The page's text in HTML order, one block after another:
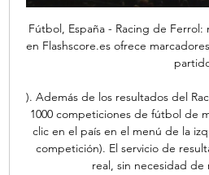
Fútbol, España - Racing de Ferrol: marcadores en directo La página del Racing de Ferrol en Flashscore.es ofrece marcadores en directo, resultados, clasificaciones y detalles de los partidos (goleadores, tarjetas, ...

). Además de los resultados del Racing de Ferrol, en Flashscore. es puedes seguir más de 1000 competiciones de fútbol de más de 90 países de todo el mundo. Sólo debes hacer clic en el país en el menú de la izquierda y seleccionar tu competición (liga, copa u otra competición). El servicio de resultados del Racing de Ferrol se proporciona en tiempo real, sin necesidad de recargar la página. Próximos partidos: 11. 

Online CD Mirandés Racing de Ferrol en directo 11/11/2023 hace 14 horas — Mirandés Racing Ferrol en directo y resultados del partido con nuestro livescore fútbol. ver CD Mirandés en directo, incluyendo streamings en ...

Por esa razón se puede concluir que son partidos animados, algo que suele agradar a los amantes del fútbol ofensivo. Los equipos de casa suelen hacerlo bien en los partidos de la La Liga 2. Un indicador de esto es que los equipos promedian 1, 42 goles por partido. No es tan habitual ver a los equipos visitantes marcar muchos goles. Los números lo demuestran. La media de goles marcados por los equipos que juegan fuera de casa en el torneo es de 0, 96 por partido. Detalles del partido:NOMBRE: Mirandés - Racing FerrolFECHA: 11-11-2023HORARIO: 19:30ESTADIO: Estadio Municipal de Anduva, Miranda de Ebro FAQ¿Cuándo y dónde se llevará a cabo el partido entre Mirandés y Racing Ferrol? El partido entre Mirandés y Racing Ferrol está programado para el 11 noviembre 2023, en el Estadio Municipal de Anduva en Miranda de Ebro. 

Entradas C.D. Mirandés - Racing Ferrol en Burgos hace 5 horas — Entradas para C.D. Mirandés - Racing Ferrol en Miranda de Ebro. Compra ya tus entradas para los mejores eventos deportivos en la web oficial ...

¿Qué canales de televisión o casas de apuestas transmitirán el partido en vivo? El partido en vivo entre Mirandés y Racing Ferrol será transmitido por bet365, Wplay, STS. pl. Puedes sintonizar cualquiera de estas plataformas para ver el partido. ¿Cuál es la posición actual de Mirandés y Racing Ferrol en el La Liga 2? Actualmente, Mirandés se encuentra en el 14. º lugar, mientras que Racing Ferrol ocupa el 7. º lugar en la La Liga 2. ¿Cómo les fue a Mirandés y Racing Ferrol en sus partidos anteriores? Mirandés llega después de obtener un empate en su último compromiso, cuando enfrentó al Levante, con un marcador de 2-2; mientras que Racing Ferrol, ganó en su encuentro más reciente contra FC Andorra, 1-0. 

TIROALPALO.ORG - Directo hace 18 horas — El mejor deporte en directo, los mejores resúmenes sobre fútbol, baloncesto, Formula Mirandés y Racing Ferrol en partido pertinente a Jornada 15 del torneo.

Racing Club de Ferrol en directo online, partidos en TV hoy ... directo y también recopilamos datos sobre cómo ver a Racing Ferrol en la TV. Flag ESP LaLiga 2. 11 nov. 11:30. Mirandes. Racing Ferrol. bet365. 19 nov. 07:00.

Racing de Ferrol - Fútbol, España: resultados y partidos Resultados y partidos de Racing de Ferrol (Fútbol - España) en Soccerstand.com: ¡sigue los resultados en directo CD Mirandés - Racing de Ferrol, 19.11. Racing ...

El Racing Ferrol viene con mucho ánimo para este enfrentamiento, ya que han acumulado una racha de 3 victorias consecutivas actualmente. Esto es un buen indicador de la buena fase del equipo. La La Liga 2 tiene un promedio de 4, 77 tarjetas amarillas por partido. Esto demuestra que el arbitraje suele amonestar poco en la competición. En los partidos de la La Liga 2 hay un promedio de 9, 1 tiros de esquina por partido. 

Racing de Ferrol: marcadores en directo, resultados y partidos, CD Mirandés - Racing de Ferrol en directo | Fútbol, EspañaAyuda: Estás en la página de resultados del Racing de Ferrol de la sección Fútbol/España. Flashscore. es